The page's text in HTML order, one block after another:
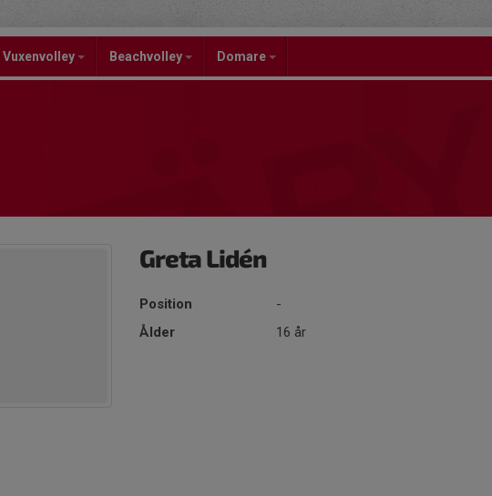
Vuxenvolley Beachvolley Domare
Greta Lidén
Position
-
Ålder
16 år